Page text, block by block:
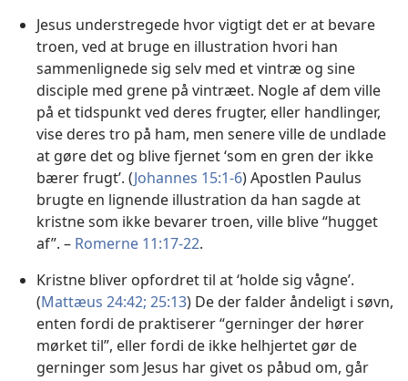
Jesus understregede hvor vigtigt det er at bevare
troen, ved at bruge en illustration hvori han
sammenlignede sig selv med et vintræ og sine
disciple med grene på vintræet. Nogle af dem ville
på et tidspunkt ved deres frugter, eller handlinger,
vise deres tro på ham, men senere ville de undlade
at gøre det og blive fjernet ‘som en gren der ikke
bærer frugt’. (Johannes 15:1-6) Apostlen Paulus
brugte en lignende illustration da han sagde at
kristne som ikke bevarer troen, ville blive “hugget
af”. – Romerne 11:17-22.
Kristne bliver opfordret til at ‘holde sig vågne’.
(Mattæus 24:42; 25:13) De der falder åndeligt i søvn,
enten fordi de praktiserer “gerninger der hører
mørket til”, eller fordi de ikke helhjertet gør de
gerninger som Jesus har givet os påbud om, går